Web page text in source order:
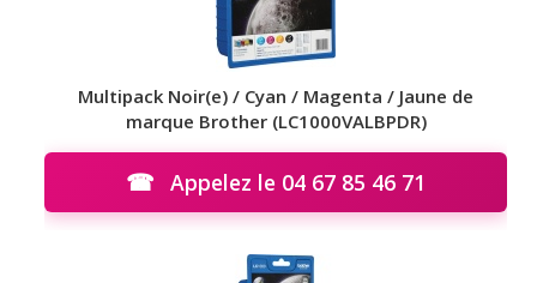
Multipack Noir(e) / Cyan / Magenta / Jaune de
marque Brother (LC1000VALBPDR)
☎ Appelez le 04 67 85 46 71